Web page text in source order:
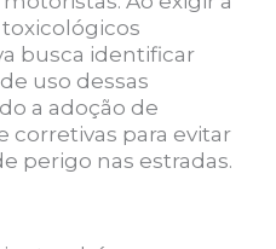
busca identificar
uso dessas
a adoção de
corretivas para evitar
perigo nas estradas.